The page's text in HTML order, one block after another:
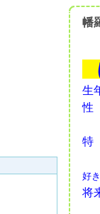
幡
生
性
特
好
将